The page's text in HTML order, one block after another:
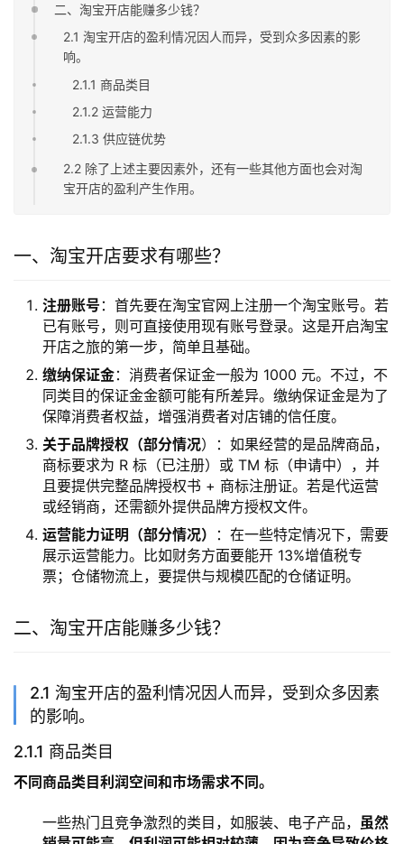
二、淘宝开店能赚多少钱？
2.1 淘宝开店的盈利情况因人而异，受到众多因素的影
响。
2.1.1 商品类目
2.1.2 运营能力
2.1.3 供应链优势
2.2 除了上述主要因素外，还有一些其他方面也会对淘
宝开店的盈利产生作用。
一、淘宝开店要求有哪些？
注册账号 ：首先要在淘宝官网上注册一个淘宝账号。若
已有账号，则可直接使用现有账号登录。这是开启淘宝
开店之旅的第一步，简单且基础。
缴纳保证金：消费者保证金一般为 1000 元。不过，不
同类目的保证金金额可能有所差异。缴纳保证金是为了
保障消费者权益，增强消费者对店铺的信任度。
关于品牌授权（部分情况）：如果经营的是品牌商品，
商标要求为 R 标（已注册）或 TM 标（申请中），并
且要提供完整品牌授权书 + 商标注册证。若是代运营
或经销商，还需额外提供品牌方授权文件。
运营能力证明（部分情况）
：在一些特定情况下，需要
展示运营能力。比如财务方面要能开 13%增值税专
票；仓储物流上，要提供与规模匹配的仓储证明。
二、淘宝开店能赚多少钱？
2.1 淘宝开店的盈利情况因人而异，受到众多因素
的影响。
2.1.1 商品类目
不同商品类目利润空间和市场需求不同。
一些热门且竞争激烈的类目，如服装、电子产品， 虽然